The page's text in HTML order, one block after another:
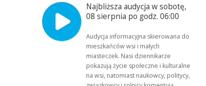
Najbliższa audycja w sobotę,
08 sierpnia po godz. 06:00
Audycja informacyjna skierowana do
mieszkańców wsi i małych
miasteczek. Nasi dziennikarze
pokazują życie społeczne i kulturalne
na wsi, natomiast naukowcy, politycy,